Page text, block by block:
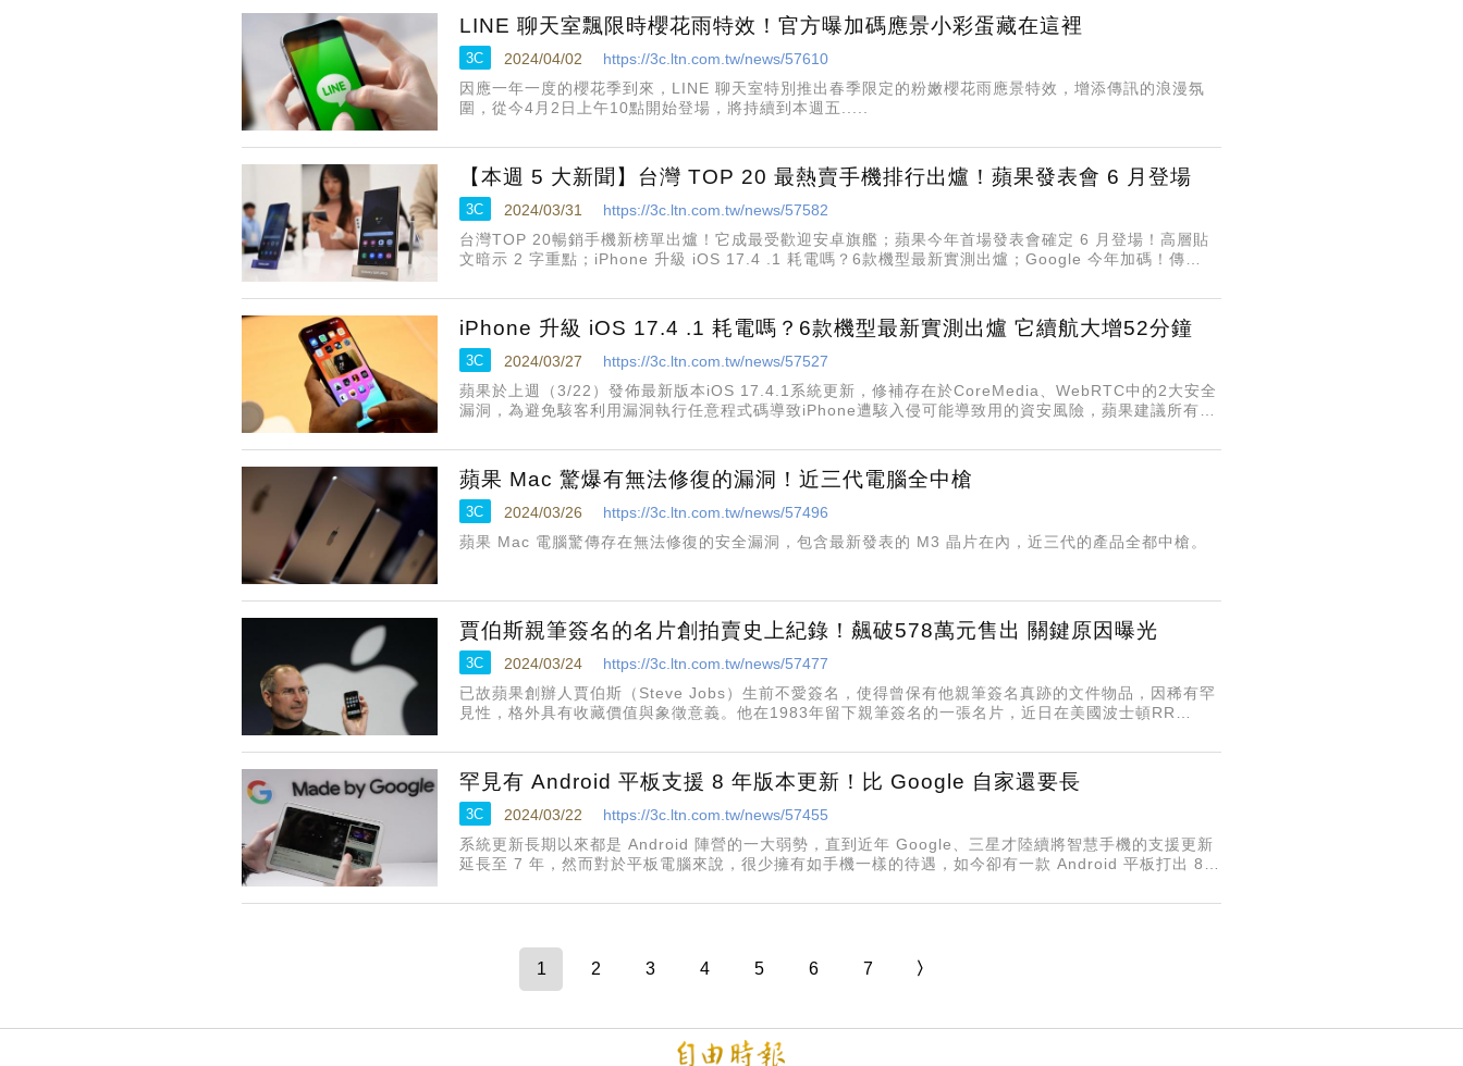
LINE 聊天室飄限時櫻花雨特效！官方曝加碼應景小彩蛋藏在這裡
3C 2024/04/02
https://3c.ltn.com.tw/news/57610
因應一年一度的櫻花季到來，LINE 聊天室特別推出春季限定的粉嫩櫻花雨應景特效，增添傳訊的浪漫氛
圍，從今4月2日上午10點開始登場，將持續到本週五.....
【本週 5 大新聞】台灣 TOP 20 最熱賣手機排行出爐！蘋果發表會 6 月登場
3C 2024/03/31
https://3c.ltn.com.tw/news/57582
台灣TOP 20暢銷手機新榜單出爐！它成最受歡迎安卓旗艦；蘋果今年首場發表會確定 6 月登場！高層貼
文暗示 2 字重點；iPhone 升級 iOS 17.4 .1 耗電嗎？6款機型最新實測出爐；Google 今年加碼！傳
名。
iPhone 升級 iOS 17.4 .1 耗電嗎？6款機型最新實測出爐 它續航大增52分鐘
3C 2024/03/27
https://3c.ltn.com.tw/news/57527
蘋果於上週（3/22）發佈最新版本iOS 17.4.1系統更新，修補存在於CoreMedia、WebRTC中的2大安全
漏洞，為避免駭客利用漏洞執行任意程式碼導致iPhone遭駭入侵可能導致用的資安風險，蘋果建議所有用
蘋果 Mac 驚爆有無法修復的漏洞！近三代電腦全中槍
3C 2024/03/26
https://3c.ltn.com.tw/news/57496
蘋果 Mac 電腦驚傳存在無法修復的安全漏洞，包含最新發表的 M3 晶片在內，近三代的產品全都中槍。
賈伯斯親筆簽名的名片創拍賣史上紀錄！飆破578萬元售出 關鍵原因曝光
3C 2024/03/24
https://3c.ltn.com.tw/news/57477
已故蘋果創辦人賈伯斯（Steve Jobs）生前不愛簽名，使得曾保有他親筆簽名真跡的文件物品，因稀有罕
見性，格外具有收藏價值與象徵意義。他在1983年留下親筆簽名的一張名片，近日在美國波士頓RR
罕見有 Android 平板支援 8 年版本更新！比 Google 自家還要長
3C 2024/03/22
https://3c.ltn.com.tw/news/57455
系統更新長期以來都是 Android 陣營的一大弱勢，直到近年 Google、三星才陸續將智慧手機的支援更新
延長至 7 年，然而對於平板電腦來說，很少擁有如手機一樣的待遇，如今卻有一款 Android 平板打出 8
1 2 3 4 5 6 7 〉